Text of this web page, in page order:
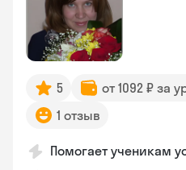
5 от 1092 ₽ за
1 отзыв
Помогает ученикам